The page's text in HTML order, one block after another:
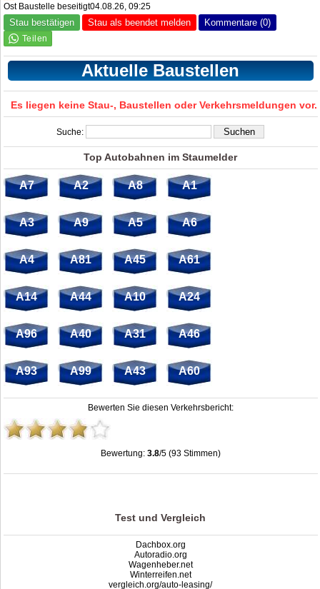
Ost Baustelle beseitigt04.08.26, 09:25
Stau bestätigen Stau als beendet melden Kommentare (0)
Aktuelle Baustellen
Es liegen keine Stau-, Baustellen oder Verkehrsmeldungen vor.
Suche:
Top Autobahnen im Staumelder
A7 A2 A8 A1
A3 A9 A5 A6
A4 A81 A45 A61
A14 A44 A10 A24
A96 A40 A31 A46
A93 A99 A43 A60
Bewerten Sie diesen Verkehrsbericht:
Bewertung: 3.8/5 (93 Stimmen)
Autohof Thüringer Tor | A4 Autohof | stau.info ,3.8out of5based on93ratings
Test und Vergleich
Dachbox.org
Autoradio.org
Wagenheber.net
Winterreifen.net
vergleich.org/auto-leasing/